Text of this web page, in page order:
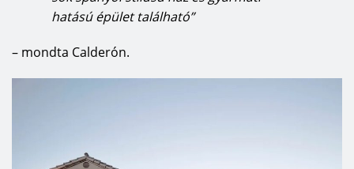
hatású épület található”
– mondta Calderón.